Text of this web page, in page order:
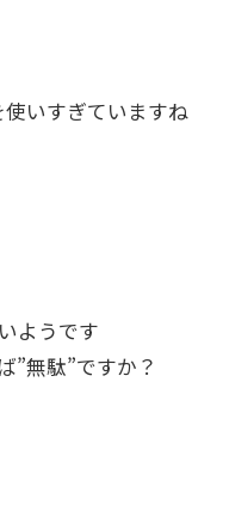
使いすぎていますね
ようです
”無駄”ですか？